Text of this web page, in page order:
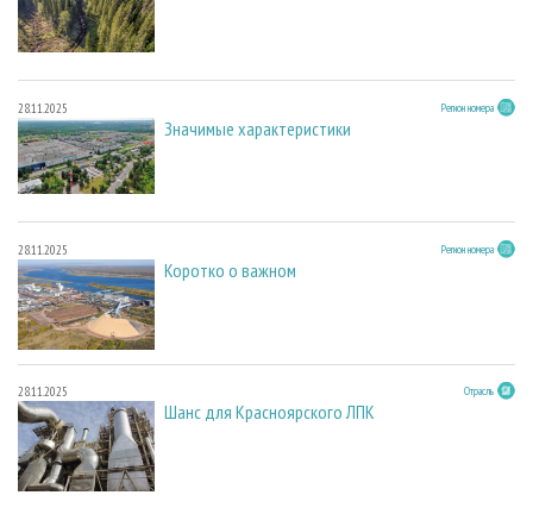
28.11.2025 Регион номера
Значимые характеристики
28.11.2025 Регион номера
Коротко о важном
28.11.2025 Отрасль
Шанс для Красноярского ЛПК